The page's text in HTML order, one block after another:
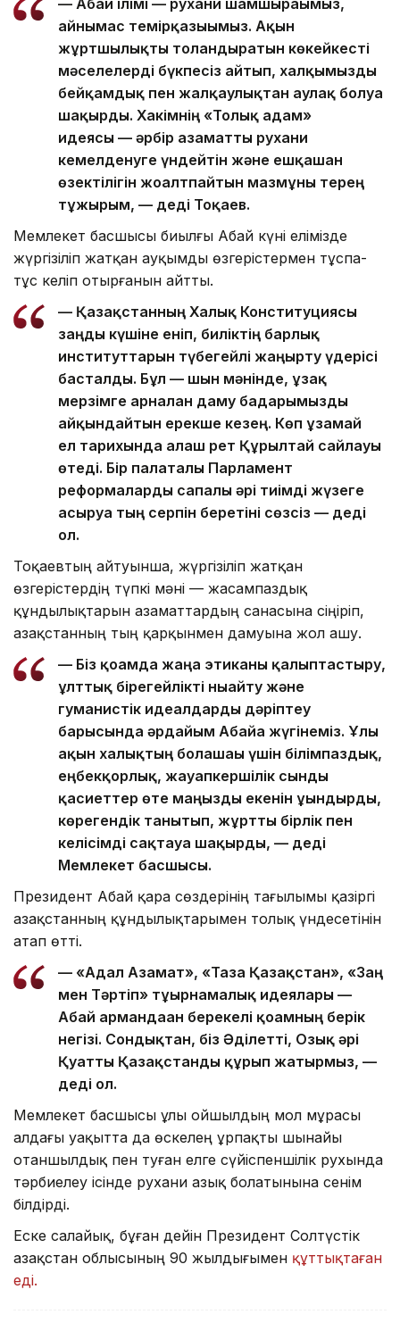
айнымас темірқазығымыз. Ақын
жұртшылықты толғандыратын көкейкесті
мәселелерді бүкпесіз айтып, халқымызды
бейқамдық пен жалқаулықтан аулақ болуға
шақырды. Хакімнің «Толық адам»
идеясы — әрбір азаматты рухани
кемелденуге үндейтін және ешқашан
өзектілігін жоғалтпайтын мазмұны терең
тұжырым, — деді Тоқаев.
Мемлекет басшысы биылғы Абай күні елімізде
жүргізіліп жатқан ауқымды өзгерістермен тұспа-
тұс келіп отырғанын айтты.
— Қазақстанның Халық Конституциясы
заңды күшіне еніп, биліктің барлық
институттарын түбегейлі жаңғырту үдерісі
басталды. Бұл — шын мәнінде, ұзақ
мерзімге арналған даму бағдарымызды
айқындайтын ерекше кезең. Көп ұзамай
ел тарихында алғаш рет Құрылтай сайлауы
өтеді. Бір палаталы Парламент
реформаларды сапалы әрі тиімді жүзеге
асыруға тың серпін беретіні сөзсіз — деді
ол.
Тоқаевтың айтуынша, жүргізіліп жатқан
өзгерістердің түпкі мәні — жасампаздық
құндылықтарын азаматтардың санасына сіңіріп,
Қазақстанның тың қарқынмен дамуына жол ашу.
— Біз қоғамда жаңа этиканы қалыптастыру,
ұлттық бірегейлікті нығайту және
гуманистік идеалдарды дәріптеу
барысында әрдайым Абайға жүгінеміз. Ұлы
ақын халықтың болашағы үшін білімпаздық,
еңбекқорлық, жауапкершілік сынды
қасиеттер өте маңызды екенін ұғындырды,
көрегендік танытып, жұртты бірлік пен
келісімді сақтауға шақырды, — деді
Мемлекет басшысы.
Президент Абай қара сөздерінің тағылымы қазіргі
Қазақстанның құндылықтарымен толық үндесетінін
атап өтті.
— «Адал Азамат», «Таза Қазақстан», «Заң
мен Тәртіп» тұғырнамалық идеялары —
Абай армандаған берекелі қоғамның берік
негізі. Сондықтан, біз Әділетті, Озық әрі
Қуатты Қазақстанды құрып жатырмыз, —
деді ол.
Мемлекет басшысы ұлы ойшылдың мол мұрасы
алдағы уақытта да өскелең ұрпақты шынайы
отаншылдық пен туған елге сүйіспеншілік рухында
тәрбиелеу ісінде рухани азық болатынына сенім
білдірді.
Еске салайық, бұған дейін Президент Солтүстік
Қазақстан облысының 90 жылдығымен құттықтаған
еді.